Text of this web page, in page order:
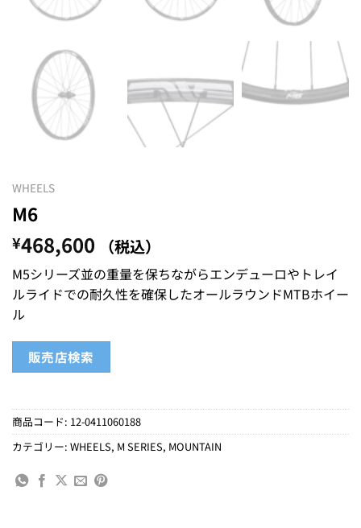
WHEELS
M6
¥468,600 （税込）
M5シリーズ並の重量を保ちながらエンデューロやトレイ
ルライドでの耐久性を確保したオールラウンドMTBホイー
ル
販売店検索
商品コード: 12-0411060188
カテゴリー: WHEELS, M SERIES, MOUNTAIN